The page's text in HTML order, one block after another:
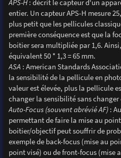
APS-H: décrit le capteur d'un
entier. Un capteur APS-H mesure
plus petit que les pellicules
première conséquence est que la
boitier sera multipliée par 1,6.
équivalent 50 * 1,3 = 65 mm.
ASA : American Standards
la sensibilité de la pellicule en
valeur est élevée, plus la pellicule
changer la sensibilité sans
Auto-Focus (souvent abrévié AF):
permettant de faire la mise au
boitier/objectif peut souffrir de
exemple de back-focus (mise au
point visé) ou de front-focus (mise